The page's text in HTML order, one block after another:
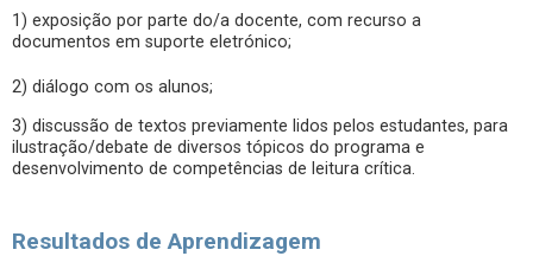
1) exposição por parte do/a docente, com recurso a
documentos em suporte eletrónico;
2) diálogo com os alunos;
3) discussão de textos previamente lidos pelos estudantes, para
ilustração/debate de diversos tópicos do programa e
desenvolvimento de competências de leitura crítica.
Resultados de Aprendizagem